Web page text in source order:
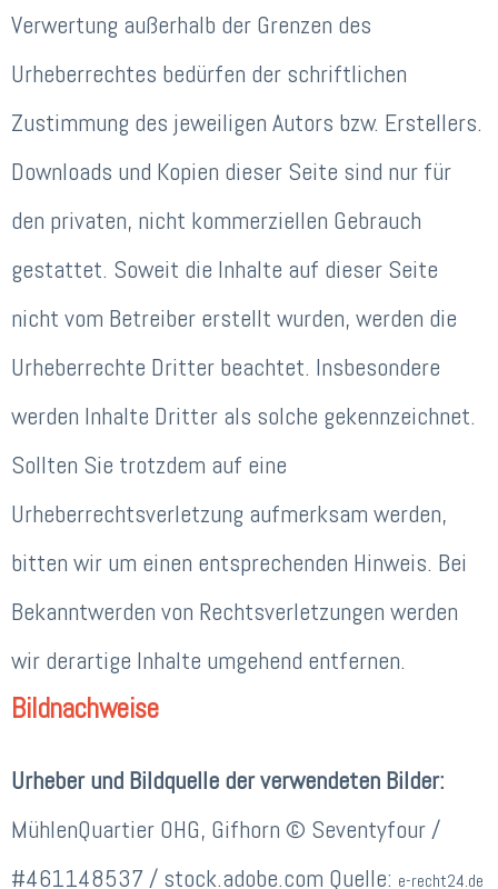
Verwertung außerhalb der Grenzen des
Urheberrechtes bedürfen der schriftlichen
Zustimmung des jeweiligen Autors bzw. Erstellers.
Downloads und Kopien dieser Seite sind nur für
den privaten, nicht kommerziellen Gebrauch
gestattet. Soweit die Inhalte auf dieser Seite
nicht vom Betreiber erstellt wurden, werden die
Urheberrechte Dritter beachtet. Insbesondere
werden Inhalte Dritter als solche gekennzeichnet.
Sollten Sie trotzdem auf eine
Urheberrechtsverletzung aufmerksam werden,
bitten wir um einen entsprechenden Hinweis. Bei
Bekanntwerden von Rechtsverletzungen werden
wir derartige Inhalte umgehend entfernen.
Bildnachweise
Urheber und Bildquelle der verwendeten Bilder:
MühlenQuartier OHG, Gifhorn © Seventyfour /
#461148537 / stock.adobe.com Quelle: e-recht24.de